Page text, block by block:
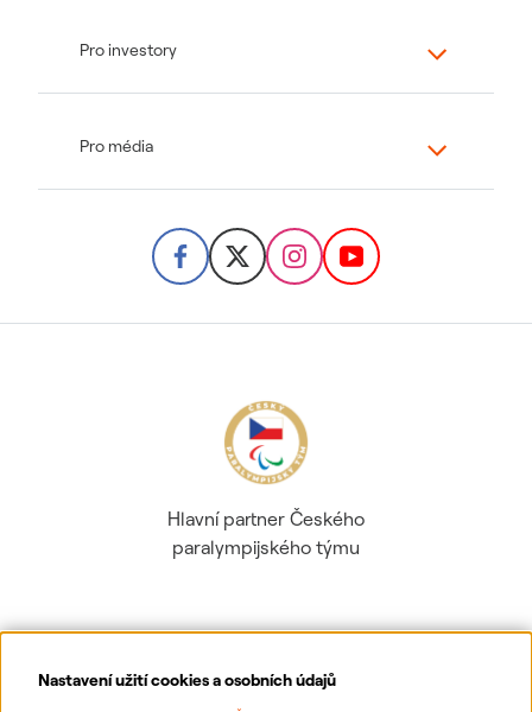
Nastavení užití cookies a osobních údajů
Pro investory
Pro média
Hlavní partner Českého
paralympijského týmu
Ochrana osobních údajů